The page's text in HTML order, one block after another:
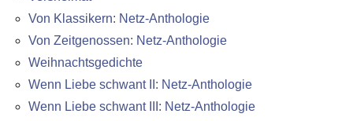
Von Klassikern: Netz-Anthologie
Von Zeitgenossen: Netz-Anthologie
Weihnachtsgedichte
Wenn Liebe schwant II: Netz-Anthologie
Wenn Liebe schwant III: Netz-Anthologie